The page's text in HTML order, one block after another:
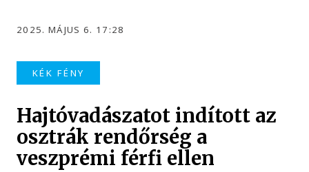
2025. MÁJUS 6. 17:28
KÉK FÉNY
Hajtóvadászatot indított az
osztrák rendőrség a
veszprémi férfi ellen